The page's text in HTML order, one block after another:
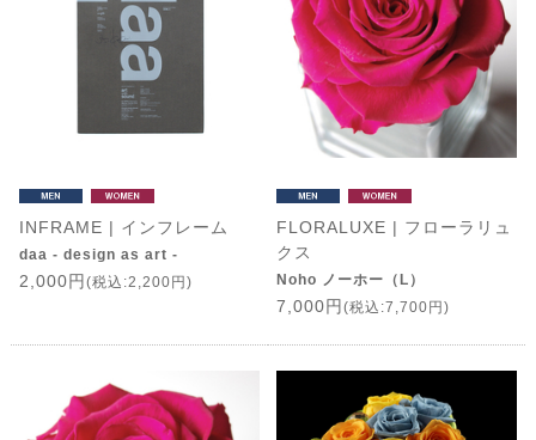
INFRAME | インフレーム
daa - design as art -
2,000円 (税込:2,200円)
FLORALUXE | フローラリュ
クス
Noho ノーホー（L）
7,000円 (税込:7,700円)